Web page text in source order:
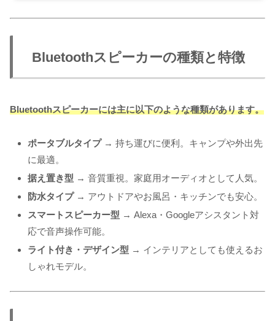
Bluetoothスピーカーの種類と特徴
Bluetoothスピーカーには主に以下のような種類があります。
ポータブルタイプ→ 持ち運びに便利。キャンプや外出先
に最適。
据え置き型 → 音質重視。家庭用オーディオとして人気。
防水タイプ→ アウトドアやお風呂・キッチンでも安心。
スマートスピーカー型 → Alexa・Googleアシスタント対
応で音声操作可能。
ライト付き・デザイン型 → インテリアとしても使えるお
しゃれモデル。